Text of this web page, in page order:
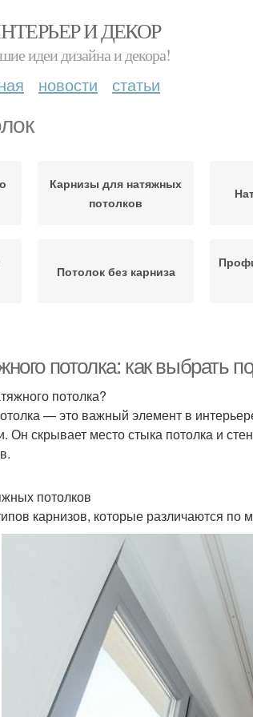
И ДЕКОР
идеи дизайна и декора!
новости статьи
Карнизы для натяжных
потолков
Потолок без карниза
натяжного потолка
Потолок с потолочным
карнизом
Карниз для натяжных
потолков
Натяжные системы
Потолки из ткани
потолка: как выбрать
потолка?
— это важный элемент в
скрывает место стыка потолка и
потолков
карнизов, которые различаются по